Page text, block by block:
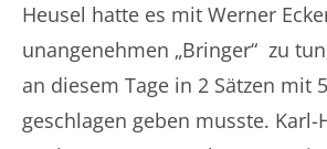
Heusel hatte es mit Werner
unangenehmen „Bringer“ zu
an diesem Tage in 2 Sätzen mit
geschlagen geben musste. Karl-